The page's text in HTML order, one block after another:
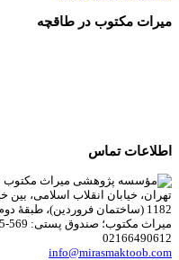
میرات مکتوب در طاقچه
اطلاعات تماس
تهران، خیابان انقلاب اسلامی، بین
میراث مکتوب؛ صندوق پستی: 569-13185
02166490612
info@mirasmaktoob.com